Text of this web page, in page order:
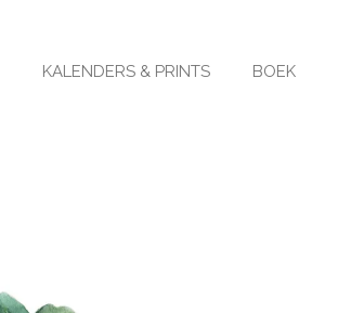
KALENDERS & PRINTS BOEK